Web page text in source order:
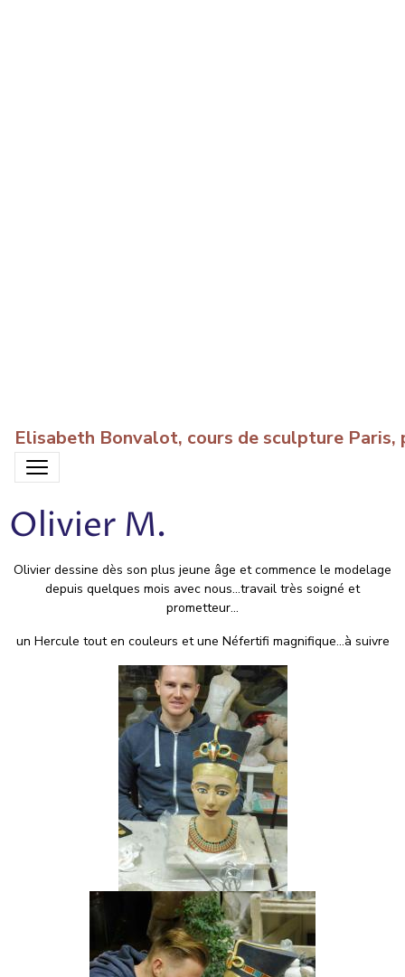
Elisabeth Bonvalot, cours de sculpture
Olivier M.
Olivier dessine dès son plus jeune âge et commence le modelage
depuis quelques mois avec nous...travail très soigné et
prometteur...
un Hercule tout en couleurs et une Néfertifi magnifique...à suivre